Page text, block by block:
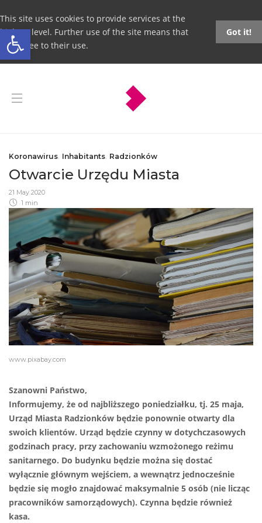
Open toolbar
This site uses cookies to provide services at the
highest level. Further use of the site means that
you agree to their use.
Got it!
Koronawirus, Inhabitants, Radzionków
Otwarcie Urzędu Miasta
21 May 2020
1 min
www.pixabay.com
Szanowni Państwo,
Informujemy, że od najbliższego poniedziałku, tj. 25 maja,
Urząd Miasta Radzionków będzie ponownie otwarty dla
swoich klientów. Urząd będzie czynny w dotychczasowych
godzinach pracy, przy zachowaniu wzmożonego reżimu
sanitarnego. Do budynku będzie można się dostać
wyłącznie głównym wejściem, a wewnątrz jednocześnie
będzie się mogło znajdować maksymalnie 5 osób (nie licząc
pracowników samorządowych). Czynna będzie również
kasa.